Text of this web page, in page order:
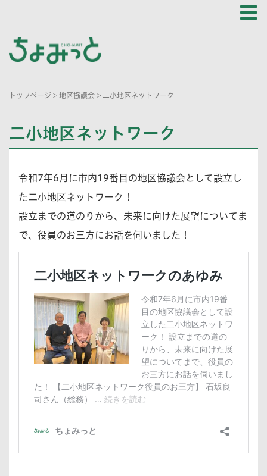
トップページ > 地区協議会 > 二小地区ネットワーク
二小地区ネットワーク
令和7年6月に市内19番目の地区協議会として設立し
た二小地区ネットワーク！
設立までの道のりから、未来に向けた展望についてま
で、役員のお三方にお話を伺いました！